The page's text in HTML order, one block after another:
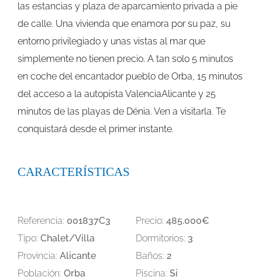
las estancias y plaza de aparcamiento privada a pie
de calle. Una vivienda que enamora por su paz, su
entorno privilegiado y unas vistas al mar que
simplemente no tienen precio. A tan solo 5 minutos
en coche del encantador pueblo de Orba, 15 minutos
del acceso a la autopista ValenciaAlicante y 25
minutos de las playas de Dénia. Ven a visitarla. Te
conquistará desde el primer instante.
CARACTERÍSTICAS
Referencia: 001837C3
Tipo: Chalet/Villa
Provincia: Alicante
Población: Orba
Precio: 485.000€
Dormitorios: 3
Baños: 2
Piscina: Si